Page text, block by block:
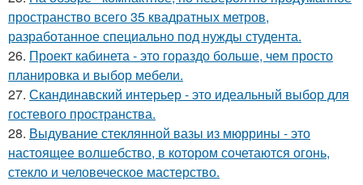
пространство всего 35 квадратных метров,
разработанное специально под нужды студента.
26. Проект кабинета - это гораздо больше, чем просто
планировка и выбор мебели.
27. Скандинавский интерьер - это идеальный выбор для
гостевого пространства.
28. Выдувание стеклянной вазы из мюррины - это
настоящее волшебство, в котором сочетаются огонь,
стекло и человеческое мастерство.